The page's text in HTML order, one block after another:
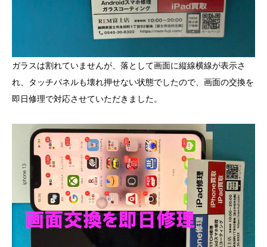
ガラスは割れていませんが、落として画面に縦線横線が表示さ
れ、タッチパネルも壊れ押せない状態でしたので、画面の交換を
即日修理で対応させていただきました。